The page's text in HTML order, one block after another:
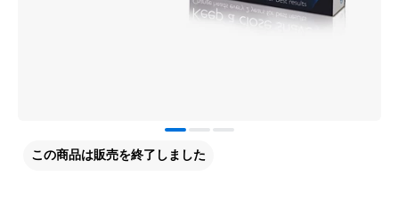
この商品は販売を終了しました